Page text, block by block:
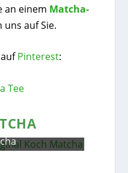
an einem Matcha-
auf Sie.
Pinterest:
Grüntee Kusa Cha
mit Matcha (Bio)